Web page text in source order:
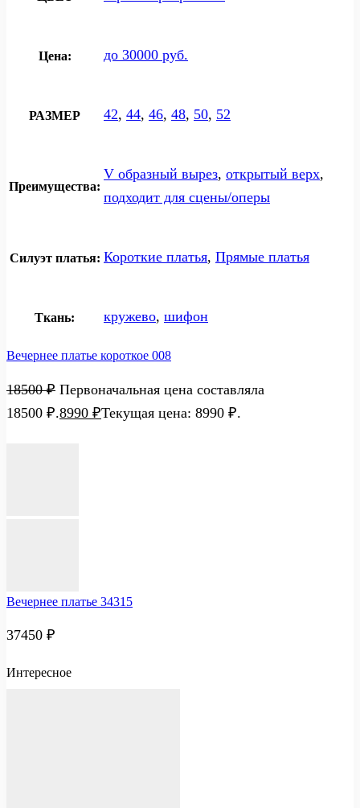
Цена: до 30000 руб.
РАЗМЕР 42, 44, 46, 48, 50, 52
Преимущества:
V образный вырез, открытый верх,
подходит для сцены/оперы
Силуэт платья: Короткие платья, Прямые платья
Ткань: кружево, шифон
Вечернее платье короткое 008
18500₽ Первоначальная цена составляла
18500 ₽.8990 ₽Текущая цена: 8990 ₽.
Вечернее платье 34315
37450 ₽
Интересное